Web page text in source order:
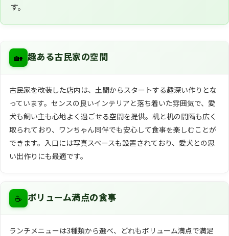
す。
🏡 趣ある古民家の空間
古民家を改装した店内は、土間からスタートする趣深い作りとな
っています。センスの良いインテリアと落ち着いた雰囲気で、愛
犬も飼い主も心地よく過ごせる空間を提供。机と机の間隔も広く
取られており、ワンちゃん同伴でも安心して食事を楽しむことが
できます。入口には写真スペースも設置されており、愛犬との思
い出作りにも最適です。
☕ ボリューム満点の食事
ランチメニューは3種類から選べ、どれもボリューム満点で満足